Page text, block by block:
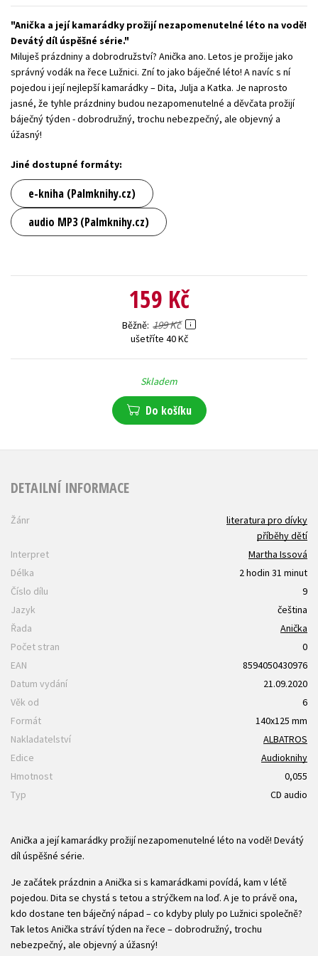
Young adult (SK)
Zahraniční literatura Zdraví a životní styl
Všechny tituly
Anička a její kamarádky prožijí nezapomenutelné léto na vodě!
Devátý díl úspěšné série.
Miluješ prázdniny a dobrodružství? Anička ano. Letos je prožije jako
správný vodák na řece Lužnici. Zní to jako báječné léto! A navíc s ní
pojedou i její nejlepší kamarádky – Dita, Julja a Katka. Je naprosto
jasné, že tyhle prázdniny budou nezapomenutelné a děvčata prožijí
báječný týden - dobrodružný, trochu nebezpečný, ale objevný a
úžasný!
Jiné dostupné formáty:
e-kniha (Palmknihy.cz)
audio MP3 (Palmknihy.cz)
159 Kč
Běžně 199 Kč
ušetříte 40 Kč
Skladem
Do košíku
DETAILNÍ INFORMACE
Žánr
literatura pro dívky
příběhy dětí
Interpret
Martha Issová
Délka
2 hodin 31 minut
Číslo dílu
9
Jazyk
čeština
Řada
Anička
Počet stran
0
EAN
8594050430976
Datum vydání
21.09.2020
Věk od
6
Formát
140x125 mm
Nakladatelství
ALBATROS
Edice
Audioknihy
Hmotnost
0,055
Typ
CD audio
Anička a její kamarádky prožijí nezapomenutelné léto na vodě! Devátý
díl úspěšné série.
Je začátek prázdnin a Anička si s kamarádkami povídá, kam v létě
pojedou. Dita se chystá s tetou a strýčkem na loď. A je to právě ona,
kdo dostane ten báječný nápad – co kdyby pluly po Lužnici společně?
Tak letos Anička stráví týden na řece – dobrodružný, trochu
nebezpečný, ale objevný a úžasný!